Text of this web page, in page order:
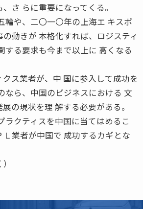
さ らに重要になってくる。
輪や、二〇一〇年の上海エ キスポ
動きが 本格化すれば、ロジスティ
する要求も今まで以上に 高くなる
ス業者が、中 国に参入して成功を
なら、中国のビジネスにおける 文
の現状を理 解する必要がある。
ラクティスを中国に当てはめるこ
Ｌ業者が中国で 成功するカギとな